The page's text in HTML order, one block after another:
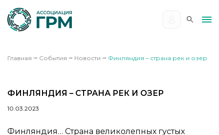
Главная ⭢ События ⭢ Новости ⭢ Финляндия – страна рек и озер
ФИНЛЯНДИЯ – СТРАНА РЕК И ОЗЕР
10.03.2023
Финляндия… Страна великолепных густых